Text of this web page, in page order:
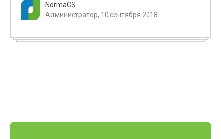
NormaCS
Администратор, 10 сентября 2018